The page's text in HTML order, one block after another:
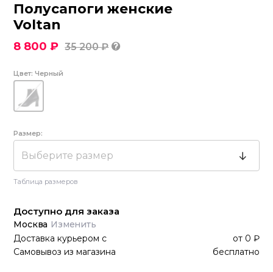
Полусапоги женские
Voltan
8 800 ₽ 35 200 ₽
Цвет: Черный
Размер:
Выберите размер
Таблица размеров
Доступно для заказа
Москва Изменить
Доставка курьером с от 0 ₽
Самовывоз из магазина
бесплатно